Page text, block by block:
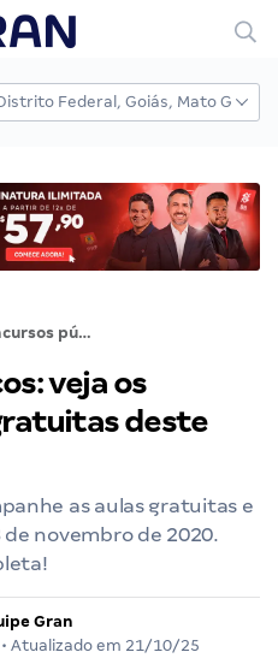
Concursos públicos: veja os eventos e aulas gratuitas deste sábado
veja os
deste
as aulas gratuitas e
novembro de 2020.
Gran
• Atualizado em 21/10/25